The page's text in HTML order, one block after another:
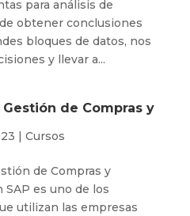
para análisis de
obtener conclusiones
bloques de datos, nos
y llevar a...
Gestión de Compras y
| Cursos
de Compras y
es uno de los
utilizan las empresas